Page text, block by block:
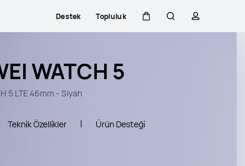
Destek Topluluk
SepetiAraştırprofili
WATCH 5
5 LTE 46mm - Siyah
Tekni̇k Özelli̇kler Ürün Desteği̇